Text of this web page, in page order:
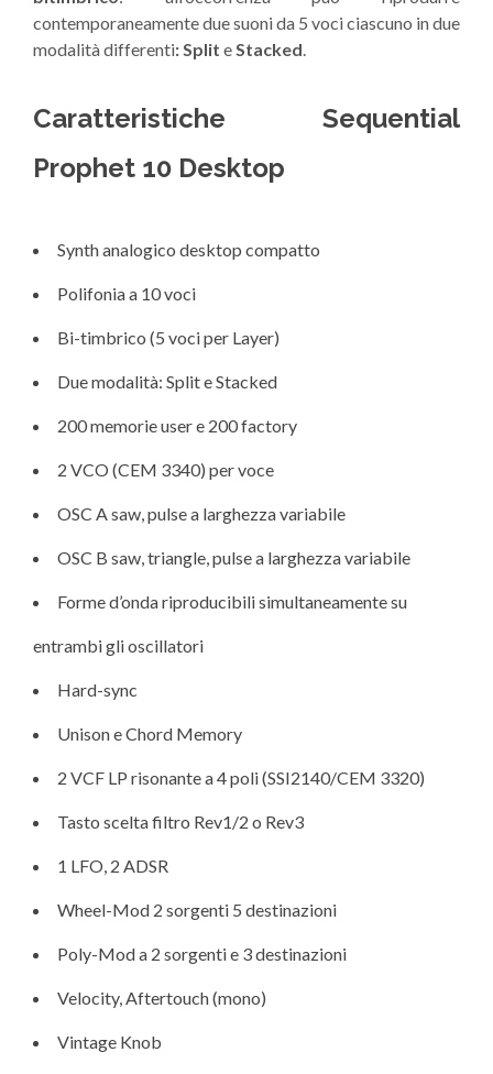
contemporaneamente due suoni da 5 voci ciascuno in due
modalità differenti: Split eStacked.
Caratteristiche Sequential
Prophet 10 Desktop
Synth analogico desktop compatto
Polifonia a 10 voci
Bi-timbrico (5 voci per Layer)
Due modalità: Split e Stacked
200 memorie user e 200 factory
2 VCO (CEM 3340) per voce
OSC A saw, pulse a larghezza variabile
OSC B saw, triangle, pulse a larghezza variabile
Forme d’onda riproducibili simultaneamente su
entrambi gli oscillatori
Hard-sync
Unison e Chord Memory
2 VCF LP risonante a 4 poli (SSI2140/CEM 3320)
Tasto scelta filtro Rev1/2 o Rev3
1 LFO, 2 ADSR
Wheel-Mod 2 sorgenti 5 destinazioni
Poly-Mod a 2 sorgenti e 3 destinazioni
Velocity, Aftertouch (mono)
Vintage Knob